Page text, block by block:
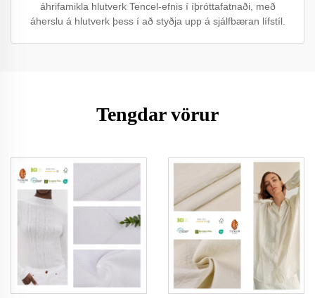
áhrifamikla hlutverk Tencel-efnis í íþróttafatnaði, með
áherslu á hlutverk þess í að styðja upp á sjálfbæran lífstíl.
Tengdar vörur